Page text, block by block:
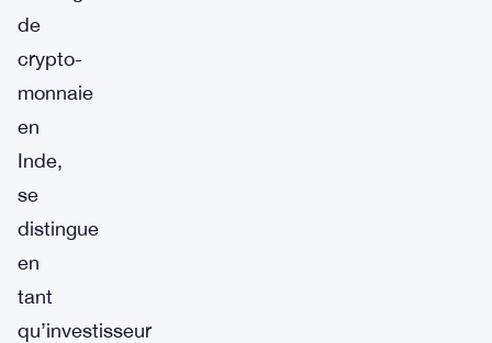
de
crypto-
monnaie
en
Inde,
se
distingue
en
tant
qu’investisseur